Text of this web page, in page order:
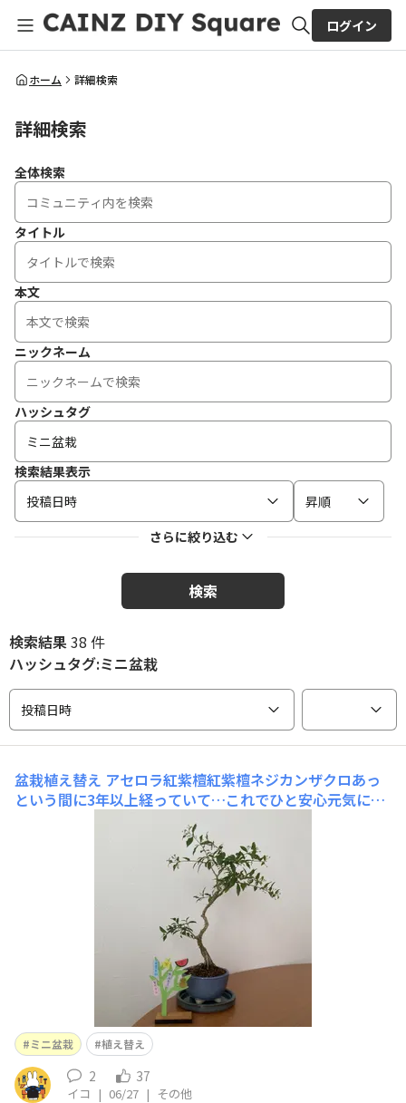
全体検索
ログイン
ホーム 詳細検索
詳細検索
全体検索
タイトル
本文
ニックネーム
ハッシュタグ
検索結果表示
投稿日時
昇順
さらに絞り込む
検索
検索結果38 件
ハッシュタグ:ミニ盆栽
投稿日時
盆栽植え替え アセロラ紅紫檀紅紫檀ネジカンザクロあっ
という間に3年以上経っていて…これでひと安心元気に猛
暑を乗り越えて欲しいです
ミニ盆栽 植え替え
2 37
イコ | 06/27 | その他